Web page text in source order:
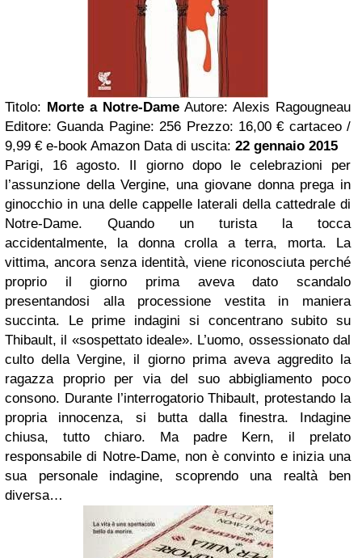
Titolo: Morte a Notre-Dame Autore: Alexis Ragougneau
Editore: Guanda Pagine: 256 Prezzo: 16,00 € cartaceo /
9,99 € e-book Amazon Data di uscita: 22 gennaio 2015
Parigi, 16 agosto. Il giorno dopo le celebrazioni per
l’assunzione della Vergine, una giovane donna prega in
ginocchio in una delle cappelle laterali della cattedrale di
Notre-Dame. Quando un turista la tocca
accidentalmente, la donna crolla a terra, morta. La
vittima, ancora senza identità, viene riconosciuta perché
proprio il giorno prima aveva dato scandalo
presentandosi alla processione vestita in maniera
succinta. Le prime indagini si concentrano subito su
Thibault, il «sospettato ideale». L’uomo, ossessionato dal
culto della Vergine, il giorno prima aveva aggredito la
ragazza proprio per via del suo abbigliamento poco
consono. Durante l’interrogatorio Thibault, protestando la
propria innocenza, si butta dalla finestra. Indagine
chiusa, tutto chiaro. Ma padre Kern, il prelato
responsabile di Notre-Dame, non è convinto e inizia una
sua personale indagine, scoprendo una realtà ben
diversa…